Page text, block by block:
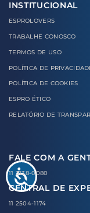
INSTITUCIONAL
ESPROLOVERS
TRABALHE CONOSCO
TERMOS DE USO
POLÍTICA DE
POLÍTICA DE COOKIES
ESPRO ÉTICO
RELATÓRIO DE
FALE COM A
11 3138-0080
CENTRAL DE
11 2504-1174